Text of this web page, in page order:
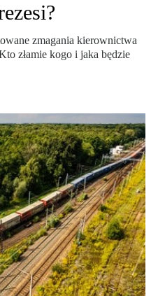
zmagania kierownictwa
złamie kogo i jaka będzie